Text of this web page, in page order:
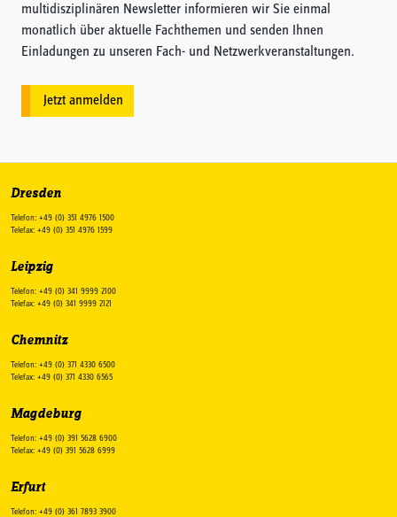
multidisziplinären Newsletter informieren wir Sie einmal
monatlich über aktuelle Fachthemen und senden Ihnen
Einladungen zu unseren Fach- und Netzwerkveranstaltungen.
Jetzt anmelden
Dresden
Telefon: +49 (0) 351 4976 1500
Telefax: +49 (0) 351 4976 1599
Leipzig
Telefon: +49 (0) 341 9999 2100
Telefax: +49 (0) 341 9999 2121
Chemnitz
Telefon: +49 (0) 371 4330 6500
Telefax: +49 (0) 371 4330 6565
Magdeburg
Telefon: +49 (0) 391 5628 6900
Telefax: +49 (0) 391 5628 6999
Erfurt
Telefon: +49 (0) 361 7893 3900